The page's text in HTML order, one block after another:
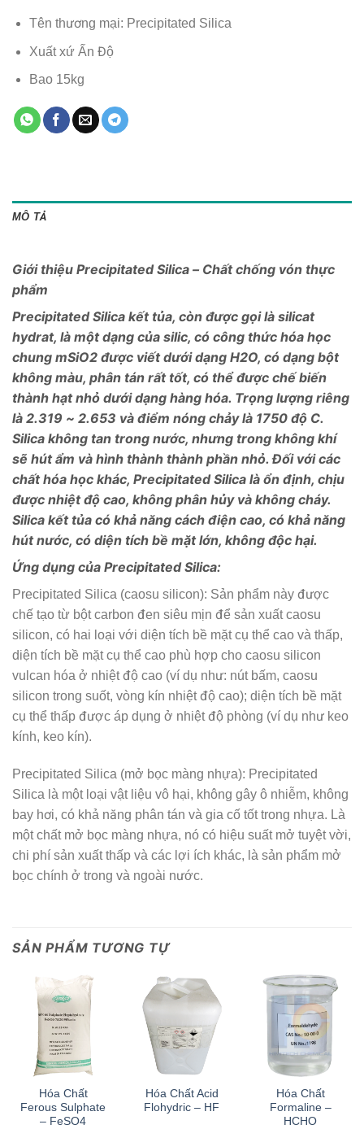
Tên thương mại: Precipitated Silica
Xuất xứ Ấn Độ
Bao 15kg
MÔ TẢ
Giới thiệu Precipitated Silica – Chất chống vón thực
phẩm
Precipitated Silica kết tủa, còn được gọi là silicat
hydrat, là một dạng của silic, có công thức hóa học
chung mSiO2 được viết dưới dạng H2O, có dạng bột
không màu, phân tán rất tốt, có thể được chế biến
thành hạt nhỏ dưới dạng hàng hóa. Trọng lượng riêng
là 2.319 ~ 2.653 và điểm nóng chảy là 1750 độ C.
Silica không tan trong nước, nhưng trong không khí
sẽ hút ẩm và hình thành thành phần nhỏ. Đối với các
chất hóa học khác, Precipitated Silica là ổn định, chịu
được nhiệt độ cao, không phân hủy và không cháy.
Silica kết tủa có khả năng cách điện cao, có khả năng
hút nước, có diện tích bề mặt lớn, không độc hại.
Ứng dụng của Precipitated Silica:
Precipitated Silica (caosu silicon): Sản phẩm này được
chế tạo từ bột carbon đen siêu mịn để sản xuất caosu
silicon, có hai loại với diện tích bề mặt cụ thể cao và thấp,
diện tích bề mặt cụ thể cao phù hợp cho caosu silicon
vulcan hóa ở nhiệt độ cao (ví dụ như: nút bấm, caosu
silicon trong suốt, vòng kín nhiệt độ cao); diện tích bề mặt
cụ thể thấp được áp dụng ở nhiệt độ phòng (ví dụ như keo
kính, keo kín).
Precipitated Silica (mở bọc màng nhựa): Precipitated
Silica là một loại vật liệu vô hại, không gây ô nhiễm, không
bay hơi, có khả năng phân tán và gia cố tốt trong nhựa. Là
một chất mở bọc màng nhựa, nó có hiệu suất mở tuyệt vời,
chi phí sản xuất thấp và các lợi ích khác, là sản phẩm mở
bọc chính ở trong và ngoài nước.
SẢN PHẨM TƯƠNG TỰ
Hóa Chất
Ferous Sulphate
– FeSO4
Hóa Chất Acid
Flohydric – HF
Hóa Chất
Formaline –
HCHO